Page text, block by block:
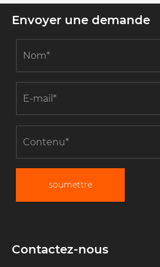
Envoyer une demande
soumettre
Contactez-nous